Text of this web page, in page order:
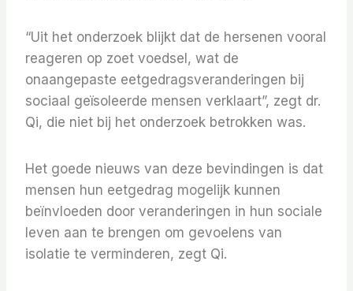
“Uit het onderzoek blijkt dat de hersenen vooral
reageren op zoet voedsel, wat de
onaangepaste eetgedragsveranderingen bij
sociaal geïsoleerde mensen verklaart”, zegt dr.
Qi, die niet bij het onderzoek betrokken was.
Het goede nieuws van deze bevindingen is dat
mensen hun eetgedrag mogelijk kunnen
beïnvloeden door veranderingen in hun sociale
leven aan te brengen om gevoelens van
isolatie te verminderen, zegt Qi.